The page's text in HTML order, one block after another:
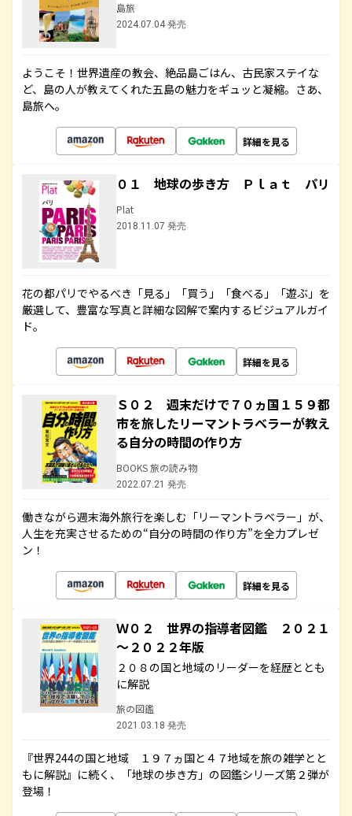
島旅
2024.07.04 発売
ようこそ！世界遺産の教会、絶品島ごはん、古民家ステイな
ど、島の人が教えてくれた五島の魅力をギュッと凝縮。さあ、
島旅へ。
詳細を見る
０１ 地球の歩き方 Ｐｌａｔ パリ
Plat
2018.11.07 発売
花の都パリでやるべき「見る」「買う」「食べる」「遊ぶ」を
厳選して、豊富な写真と詳細な図解で案内するビジュアルガイ
ド。
詳細を見る
Ｓ０２ 週末だけで７０ヵ国１５９都
市を旅したリーマントラベラーが教え
る自分の時間の作り方
BOOKS 旅の読み物
2022.07.21 発売
働きながら週末海外旅行を楽しむ「リーマントラベラー」が、
人生を充実させるための“自分の時間の作り方”を全力プレゼ
ン！
詳細を見る
Ｗ０２ 世界の指導者図鑑 ２０２１
～２０２２年版
２０８の国と地域のリーダーを経歴ととも
に解説
旅の図鑑
2021.03.18 発売
『世界244の国と地域 １９７ヵ国と４７地域を旅の雑学とと
もに解説』に続く、「地球の歩き方」の図鑑シリーズ第２弾が
登場！